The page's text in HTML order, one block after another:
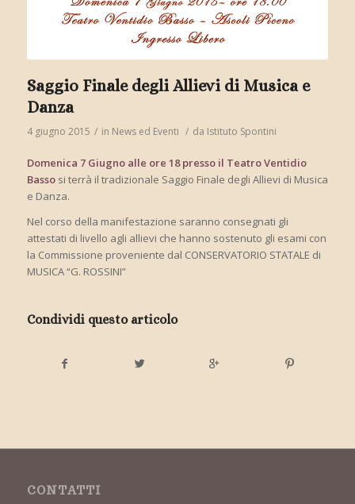
Saggio Finale degli Allievi di Musica e
Danza
4 giugno 2015 / in News ed Eventi / da Istituto Spontini
Domenica 7 Giugno alle ore 18 presso il Teatro Ventidio
Bassosi terrà il tradizionale Saggio Finale degli Allievi di Musica
e Danza.
Nel corso della manifestazione saranno consegnati gli
attestati di livello agli allievi che hanno sostenuto gli esami con
la Commissione proveniente dal CONSERVATORIO STATALE di
MUSICA “G. ROSSINI”
Condividi questo articolo
CONTATTI